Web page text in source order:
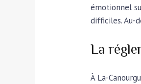
émotionnel
difficiles. Au-
La
À La-